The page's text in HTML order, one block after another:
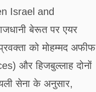
Israel and
बेरूत पर एयर
को मोहम्मद अफीफ
और हिजबुल्लाह दोनों
सेना के अनुसार,